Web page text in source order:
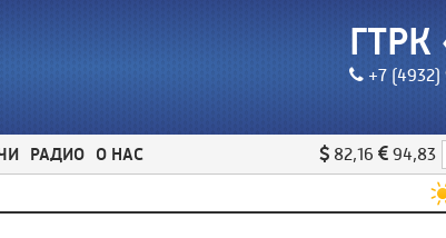
ГТРК
+7
РАДИО О НАС 82,16
94,83